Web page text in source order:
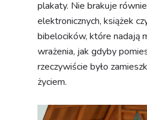
plakaty. Nie brakuje
elektronicznych, książek
bibelocików, które nadają
wrażenia, jak gdyby
rzeczywiście było
życiem.